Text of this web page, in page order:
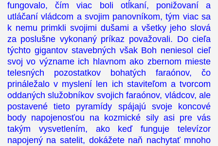
fungovalo, čím viac boli otĺkaní, ponižovaní a
utláčaní vládcom a svojim panovníkom, tým viac sa
k nemu primkli svojimi dušami a všetky jeho slová
za poslušne vykonaný príkaz považovali. Do cieľa
týchto gigantov stavebných však Boh neniesol cieľ
svoj vo význame ich hlavnom ako zbernom mieste
telesných pozostatkov bohatých faraónov, čo
prináležalo v myslení len ich staviteľom a tvorcom
oddaných služobníkov svojich faraónov, vládcov, ale
postavené tieto pyramídy spájajú svoje koncové
body napojenosťou na kozmické sily asi pre vás
takým vysvetlením, ako keď funguje televízor
napojený na satelit, dokážete naň nachytať mnoho